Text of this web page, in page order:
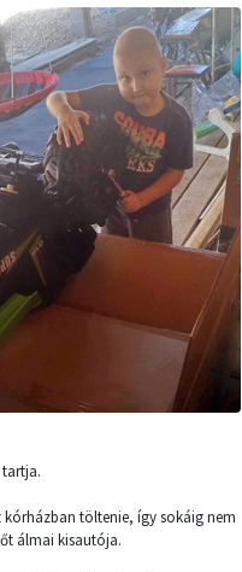
töltenie, így sokáig nem
álmai kisautója.